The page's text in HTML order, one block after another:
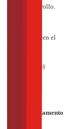
de desarrollo.
elaboración en el
pesar
nutriente y el
del Departamento